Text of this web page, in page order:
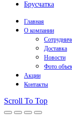
Брусчатка
Главная
О компании
Доставка
Новости
Фото
Акции
Контакты
Scroll To Top